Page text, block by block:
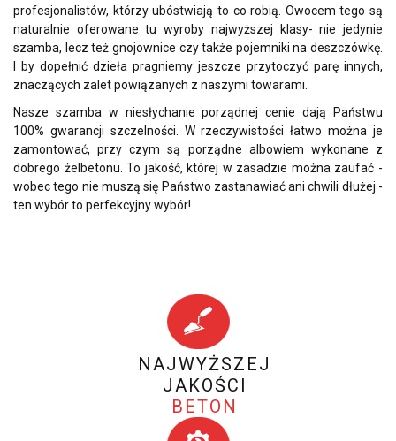
profesjonalistów, którzy ubóstwiają to co robią. Owocem tego są
naturalnie oferowane tu wyroby najwyższej klasy- nie jedynie
szamba, lecz też gnojownice czy także pojemniki na deszczówkę.
I by dopełnić dzieła pragniemy jeszcze przytoczyć parę innych,
znaczących zalet powiązanych z naszymi towarami.
Nasze szamba w niesłychanie porządnej cenie dają Państwu
100% gwarancji szczelności. W rzeczywistości łatwo można je
zamontować, przy czym są porządne albowiem wykonane z
dobrego żelbetonu. To jakość, której w zasadzie można zaufać -
wobec tego nie muszą się Państwo zastanawiać ani chwili dłużej -
ten wybór to perfekcyjny wybór!
NAJWYŻSZEJ
JAKOŚCI
BETON